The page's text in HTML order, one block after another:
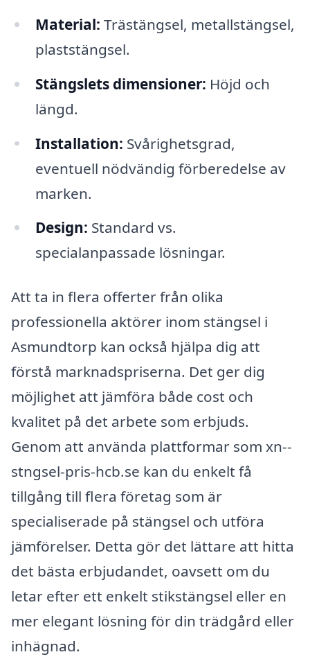
Material: Trästängsel, metallstängsel,
plaststängsel.
Stängslets dimensioner: Höjd och
längd.
Installation: Svårighetsgrad,
eventuell nödvändig förberedelse av
marken.
Design: Standard vs.
specialanpassade lösningar.
Att ta in flera offerter från olika
professionella aktörer inom stängsel i
Asmundtorp kan också hjälpa dig att
förstå marknadspriserna. Det ger dig
möjlighet att jämföra både cost och
kvalitet på det arbete som erbjuds.
Genom att använda plattformar som xn--
stngsel-pris-hcb.se kan du enkelt få
tillgång till flera företag som är
specialiserade på stängsel och utföra
jämförelser. Detta gör det lättare att hitta
det bästa erbjudandet, oavsett om du
letar efter ett enkelt stikstängsel eller en
mer elegant lösning för din trädgård eller
inhägnad.